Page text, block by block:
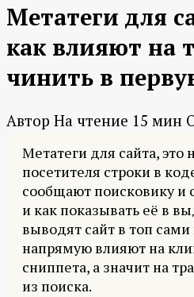
Метатеги для
как влияют на
чинить в
Автор На чтение 15 мин
Метатеги для сайта,
посетителя строки в
сообщают поисковику и
и как показывать её в
выводят сайт в топ сами
напрямую влияют на
сниппета, а значит на
из поиска.